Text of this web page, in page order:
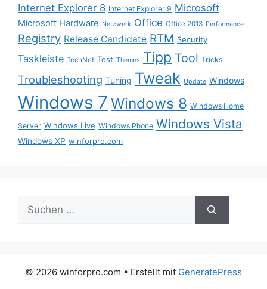
Internet Explorer 8 Internet Explorer 9 Microsoft
Microsoft Hardware Netzwerk Office Office 2013 Performance
Registry Release Candidate RTM Security
Taskleiste TechNet Test Themes Tipp Tool Tricks
Troubleshooting Tuning Tweak Update Windows
Windows 7 Windows 8 Windows Home
Server Windows Live Windows Phone Windows Vista
Windows XP winforpro.com
Suche
nach:
© 2026 winforpro.com • Erstellt mit GeneratePress